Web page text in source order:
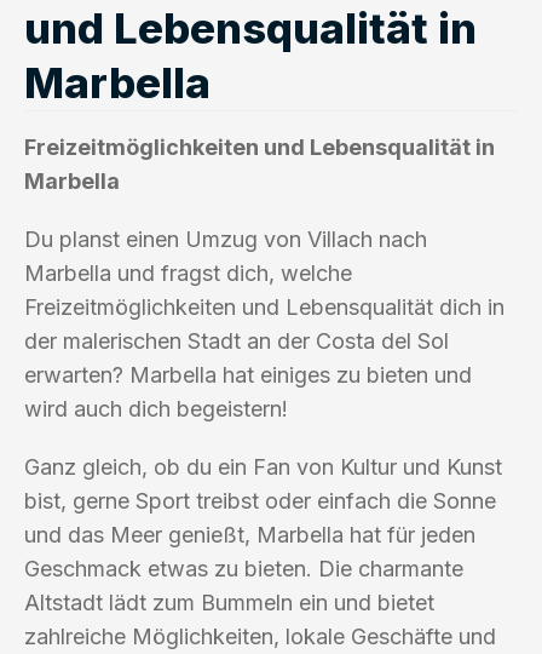
und Lebensqualität in
Marbella
Freizeitmöglichkeiten und Lebensqualität in
Marbella
Du planst einen Umzug von Villach nach
Marbella und fragst dich, welche
Freizeitmöglichkeiten und Lebensqualität dich in
der malerischen Stadt an der Costa del Sol
erwarten? Marbella hat einiges zu bieten und
wird auch dich begeistern!
Ganz gleich, ob du ein Fan von Kultur und Kunst
bist, gerne Sport treibst oder einfach die Sonne
und das Meer genießt, Marbella hat für jeden
Geschmack etwas zu bieten. Die charmante
Altstadt lädt zum Bummeln ein und bietet
zahlreiche Möglichkeiten, lokale Geschäfte und